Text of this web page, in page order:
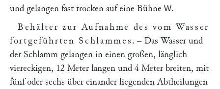
und gelangen fast trocken auf eine Bühne W.
Behälter zur Aufnahme des vom Wasser
fortgeführten Schlammes . – Das Wasser und
der Schlamm gelangen in einen großen, länglich
viereckigen, 12 Meter langen und 4 Meter breiten, mit
fünf oder sechs über einander liegenden Abtheilungen